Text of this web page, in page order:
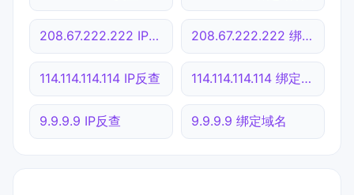
208.67.222.222 IP反查 208.67.222.222 绑定域名
114.114.114.114 IP反查 114.114.114.114 绑定域名
9.9.9.9 IP反查 9.9.9.9 绑定域名